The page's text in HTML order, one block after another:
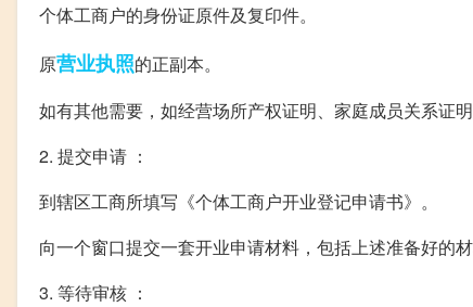
个体工商户的身份证原件及复印件。
原营业执照的正副本。
如有其他需要，如经营场所产权证明、家庭成员关系证明
2. 提交申请 ：
到辖区工商所填写《个体工商户开业登记申请书》。
向一个窗口提交一套开业申请材料，包括上述准备好的材
3. 等待审核 ：